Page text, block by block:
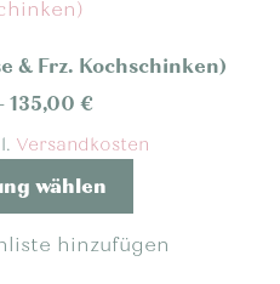
& Frz. Kochschinken)
135,00 €
Versandkosten
wählen
mehrere